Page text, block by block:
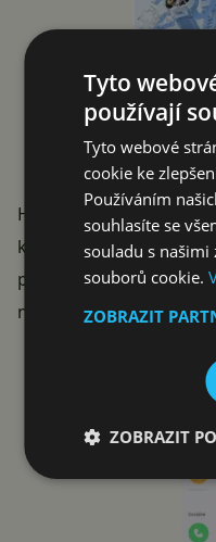
(strojově
Hodinkám nicméně
každodenní fungování,
pro
sledování počasí.
nástroje pro pomoc s
Tyto
používají
Tyto webové
cookie ke
Používáním
souhlasíte se
souladu s našimi
souborů cookie.
ZOBRAZIT
ZOBRAZIT